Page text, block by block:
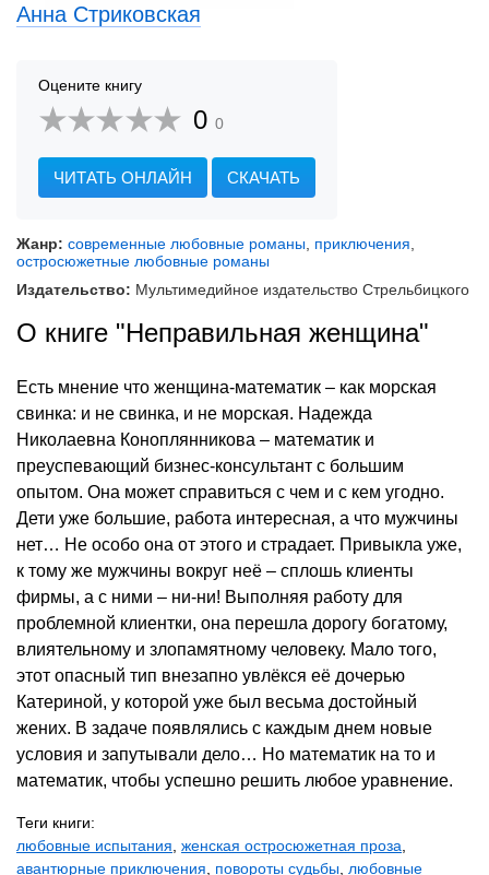
Анна Стриковская
Оцените книгу
0 0
ЧИТАТЬ ОНЛАЙН СКАЧАТЬ
Жанр: современные любовные романы, приключения,
остросюжетные любовные романы
Издательство: Мультимедийное издательство Стрельбицкого
О книге "Неправильная женщина"
Есть мнение что женщина-математик – как морская
свинка: и не свинка, и не морская. Надежда
Николаевна Коноплянникова – математик и
преуспевающий бизнес-консультант с большим
опытом. Она может справиться с чем и с кем угодно.
Дети уже большие, работа интересная, а что мужчины
нет… Не особо она от этого и страдает. Привыкла уже,
к тому же мужчины вокруг неё – сплошь клиенты
фирмы, а с ними – ни-ни! Выполняя работу для
проблемной клиентки, она перешла дорогу богатому,
влиятельному и злопамятному человеку. Мало того,
этот опасный тип внезапно увлёкся её дочерью
Катериной, у которой уже был весьма достойный
жених. В задаче появлялись с каждым днем новые
условия и запутывали дело… Но математик на то и
математик, чтобы успешно решить любое уравнение.
Теги книги:
любовные испытания, женская остросюжетная проза,
авантюрные приключения, повороты судьбы, любовные